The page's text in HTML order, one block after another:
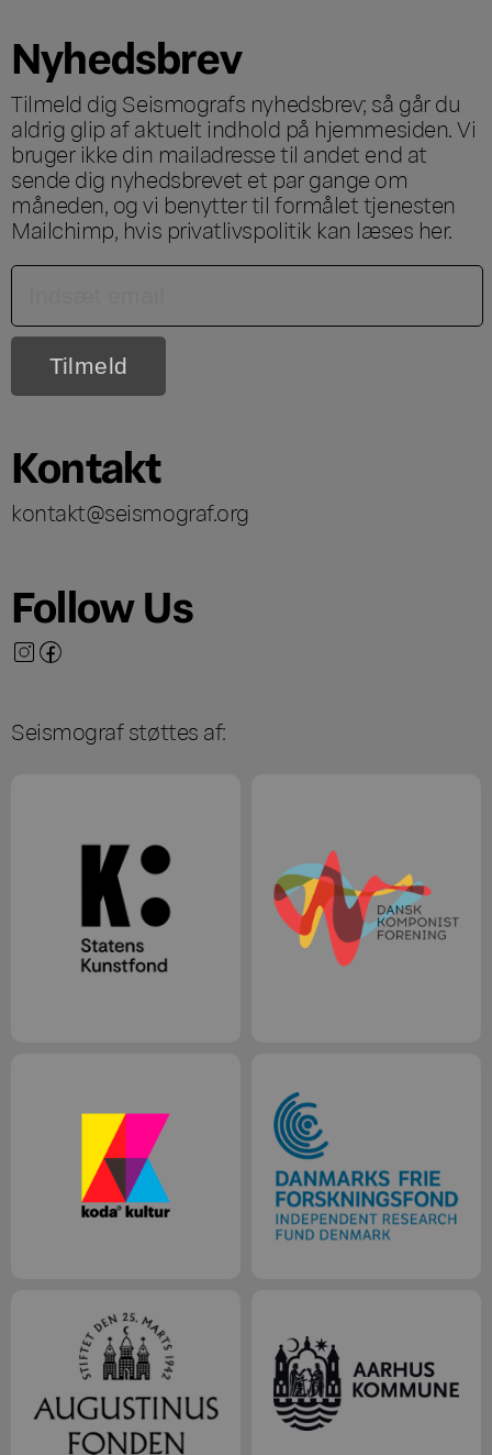
Nyhedsbrev
Tilmeld dig Seismografs nyhedsbrev; så går du
aldrig glip af aktuelt indhold på hjemmesiden. Vi
bruger ikke din mailadresse til andet end at
sende dig nyhedsbrevet et par gange om
måneden, og vi benytter til formålet tjenesten
Mailchimp, hvis privatlivspolitik kan læses her.
Kontakt
kontakt@seismograf.org
Follow Us
Seismograf støttes af: